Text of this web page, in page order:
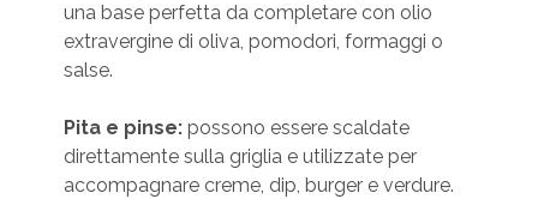
una base perfetta da completare con olio
extravergine di oliva, pomodori, formaggi o
salse.
Pita e pinse:possono essere scaldate
direttamente sulla griglia e utilizzate per
accompagnare creme, dip, burger e verdure.